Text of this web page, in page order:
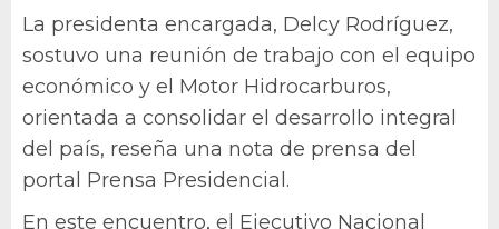
La presidenta encargada, Delcy Rodríguez,
sostuvo una reunión de trabajo con el equipo
económico y el Motor Hidrocarburos,
orientada a consolidar el desarrollo integral
del país, reseña una nota de prensa del
portal Prensa Presidencial.
En este encuentro, el Ejecutivo Nacional